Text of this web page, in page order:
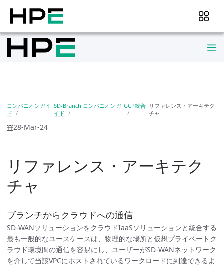
コンパニオンガイ
ド
SD-Branch コンパニオンガ
イド
GCP統合 リファレンス・アーキテク
チャ
28-Mar-24
リファレンス・アーキテク
チャ
ブランチからクラウドへの通信
SD-WANソリューションをクラウドIaaSソリューションと統合する
最も一般的なユースケースは、物理的な場所と仮想プライベートク
ラウド環境間の通信を容易にし、ユーザーがSD-WANネットワーク
を介して当該VPCにホストされているワークロードに到達できるよ